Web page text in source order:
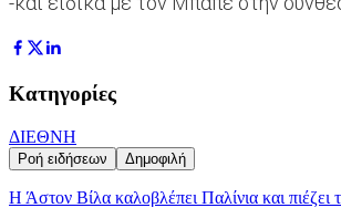
Κατηγορίες
ΔΙΕΘΝΗ
Ροή ειδήσεων Δημοφιλή
Η Άστον Βίλα καλοβλέπει Παλίνια και πιέζει